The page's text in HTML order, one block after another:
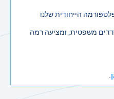
הייחודית שלנו
משפטית, ומציעה רמה
.